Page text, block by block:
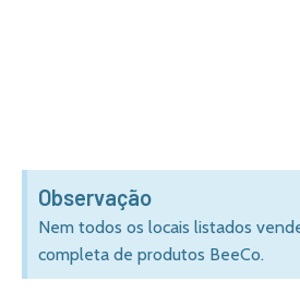
Observação
Nem todos os locais listados
completa de produtos BeeCo.